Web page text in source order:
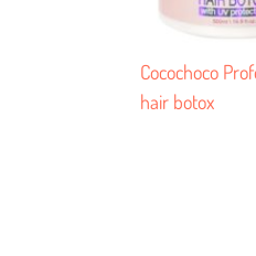
Cocochoco
hair botox